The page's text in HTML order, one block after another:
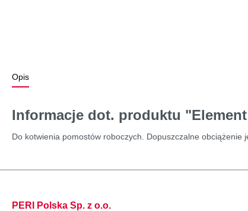
Opis
Informacje dot. produktu
Do kotwienia pomostów roboczych. Dopuszczalne
PERI Polska Sp. z o.o.